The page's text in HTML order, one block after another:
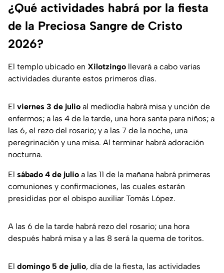
¿Qué actividades habrá por la fiesta
de la Preciosa Sangre de Cristo
2026?
El templo ubicado en Xilotzingo llevará a cabo varias
actividades durante estos primeros días.
El viernes 3 de julio al mediodía habrá misa y unción de
enfermos; a las 4 de la tarde, una hora santa para niños; a
las 6, el rezo del rosario; y a las 7 de la noche, una
peregrinación y una misa. Al terminar habrá adoración
nocturna.
El sábado 4 de julio a las 11 de la mañana habrá primeras
comuniones y confirmaciones, las cuales estarán
presididas por el obispo auxiliar Tomás López.
A las 6 de la tarde habrá rezo del rosario; una hora
después habrá misa y a las 8 será la quema de toritos.
El domingo 5 de julio, día de la fiesta, las actividades